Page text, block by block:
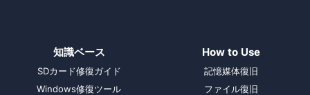
知識ベース
SDカード修復ガイド
Windows修復ツール
How to Use
記憶媒体復旧
ファイル復旧